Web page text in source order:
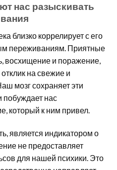
нас разыскивать
близко коррелирует с его
переживаниям. Приятные
восхищение и поражение,
на свежие и
мозг сохраняет эти
побуждает нас
который к ним привел.
является индикатором о
не предоставляет
для нашей психики. Это